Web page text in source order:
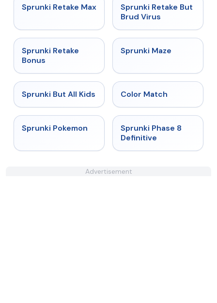
★ 4.3
Sprunki Retake Max ★ 4.4
Sprunki Retake But
Brud Virus
★
Sprunki Retake
Bonus
Sprunki Maze
★ 4.5
Sprunki But All Kids Color Match
★ 4.5
Sprunki Pokemon ★
Sprunki Phase 8
Definitive
Advertisement